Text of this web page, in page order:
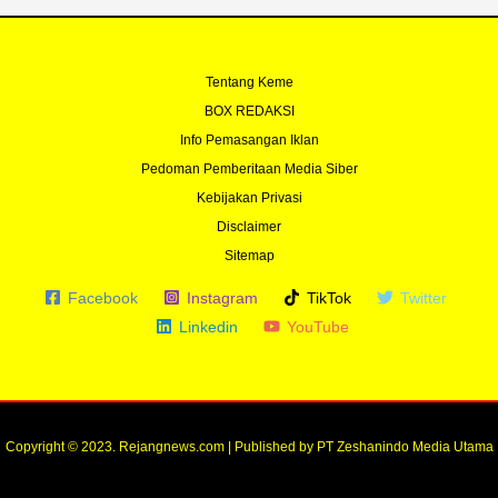
Tentang Keme
BOX REDAKSI
Info Pemasangan Iklan
Pedoman Pemberitaan Media Siber
Kebijakan Privasi
Disclaimer
Sitemap
Facebook Instagram TikTok
Twitter
Linkedin
YouTube
Copyright © 2023. Rejangnews.com | Published by PT Zeshanindo Media Utama